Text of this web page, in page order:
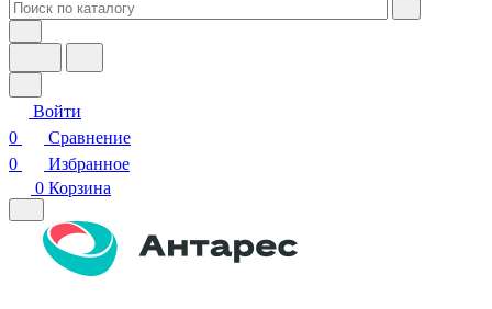
Войти
0
Сравнение
0
Избранное
0 Корзина